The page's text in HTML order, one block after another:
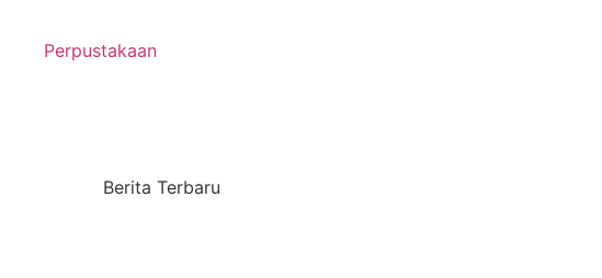
Perpustakaan
Berita Terbaru